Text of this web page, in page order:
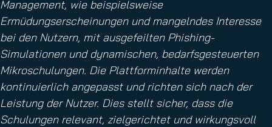
Management, wie beispielsweise
Ermüdungserscheinungen und mangelndes Interesse
bei den Nutzern, mit ausgefeilten Phishing-
Simulationen und dynamischen, bedarfsgesteuerten
Mikroschulungen. Die Plattforminhalte werden
kontinuierlich angepasst und richten sich nach der
Leistung der Nutzer. Dies stellt sicher, dass die
Schulungen relevant, zielgerichtet und wirkungsvoll